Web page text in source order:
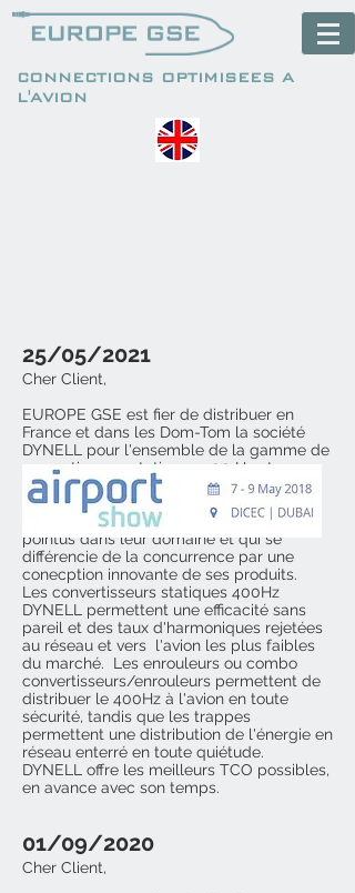
CONNECTIONS OPTIMISEES A
L'AVION
25/05/2021
Cher Client,
EUROPE GSE est fier de distribuer en
France et dans les Dom-Tom la société
DYNELL pour l'ensemble de la gamme ​de
convertisseurs statiques 400 Hz et
28VDC.
DYNELL est une société autrichienne
innovante créée par des ingénieurs
pointus dans leur domaine et qui se
différencie de la concurrence par une
conecption innovante de ses produits.
Les convertisseurs statiques 400Hz
DYNELL permettent une efficacité sans
pareil et des taux d'harmoniques rejetées
au réseau et vers l'avion les plus faibles
du marché. Les enrouleurs ou combo
convertisseurs/enrouleurs permettent de
distribuer le 400Hz à l'avion en toute
sécurité, tandis que les trappes
permettent une distribution de l'énergie en
réseau enterré en toute quiétude.
DYNELL offre les meilleurs TCO possibles,
en avance avec son temps.
01/09/2020
Cher Client,